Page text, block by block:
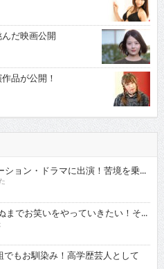
だ映画公開
品が公開！
ョン・ドラマに出演！苦境を乗...
までお笑いをやっていきたい！そ...
もお馴染み！高学歴芸人として